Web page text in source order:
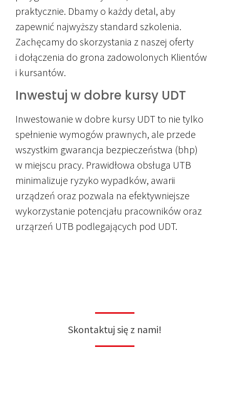
praktycznie. Dbamy o każdy detal, aby
zapewnić najwyższy standard szkolenia.
Zachęcamy do skorzystania z naszej oferty
i dołączenia do grona zadowolonych Klientów
i kursantów.
Inwestuj w dobre kursy UDT
Inwestowanie w dobre kursy UDT to nie tylko
spełnienie wymogów prawnych, ale przede
wszystkim gwarancja bezpieczeństwa (bhp)
w miejscu pracy. Prawidłowa obsługa UTB
minimalizuje ryzyko wypadków, awarii
urządzeń oraz pozwala na efektywniejsze
wykorzystanie potencjału pracowników oraz
urząrzeń UTB podlegających pod UDT.
Skontaktuj się z nami!